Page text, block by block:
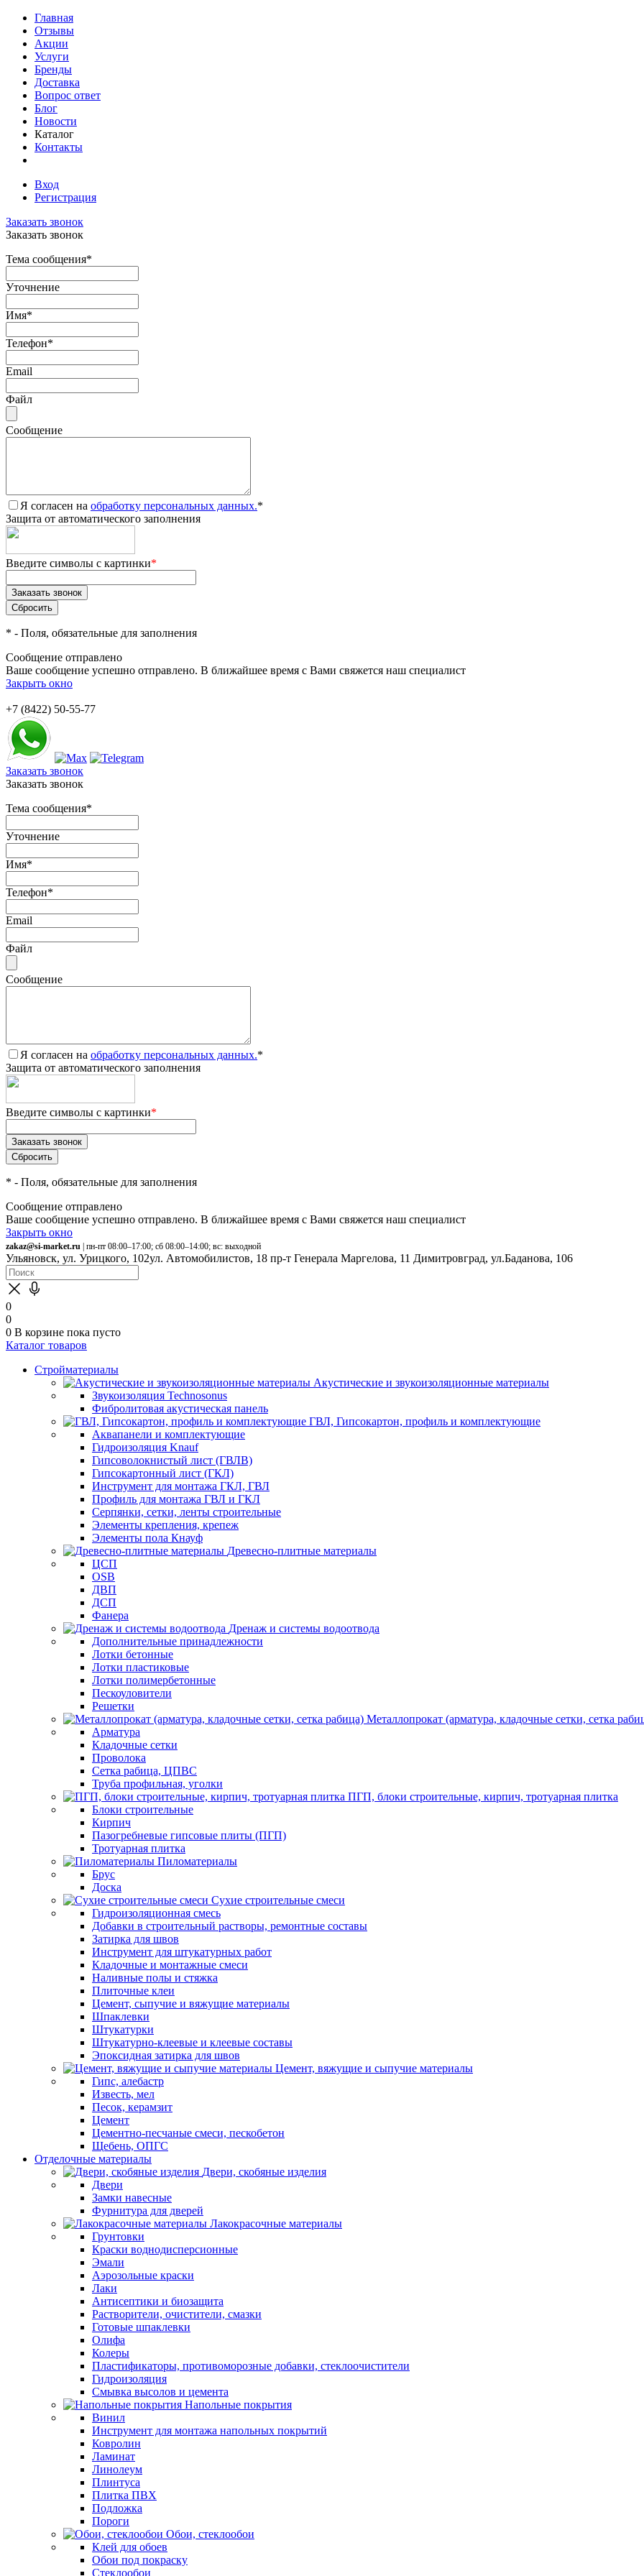
Главная
Отзывы
Акции
Услуги
Бренды
Доставка
Вопрос ответ
Блог
Новости
Каталог
Контакты
Вход
Регистрация
Заказать звонок
Заказать звонок
Тема сообщения*
Уточнение
Имя*
Телефон*
Email
Файл
Сообщение
Я согласен на обработку персональных данных.*
Защита от автоматического заполнения
Введите символы с картинки*
* - Поля, обязательные для заполнения
Сообщение отправлено
Ваше сообщение успешно отправлено. В ближайшее время с Вами свяжется наш специалист
Закрыть окно
+7 (8422) 50-55-77
Заказать звонок
Заказать звонок
Тема сообщения*
Уточнение
Имя*
Телефон*
Email
Файл
Сообщение
Я согласен на обработку персональных данных.*
Защита от автоматического заполнения
Введите символы с картинки*
* - Поля, обязательные для заполнения
Сообщение отправлено
Ваше сообщение успешно отправлено. В ближайшее время с Вами свяжется наш специалист
Закрыть окно
zakaz@si-market.ru | пн-пт 08:00–17:00; сб 08:00–14:00; вс: выходной
Ульяновск, ул. Урицкого, 102ул. Автомобилистов, 18 пр-т Генерала Маргелова, 11 Димитровград, ул.Баданова, 106
0
0
0 В корзине пока пусто
Каталог товаров
Стройматериалы
Акустические и звукоизоляционные материалы
Звукоизоляция Technosonus
Фибролитовая акустическая панель
ГВЛ, Гипсокартон, профиль и комплектующие
Аквапанели и комплектующие
Гидроизоляция Knauf
Гипсоволокнистый лист (ГВЛВ)
Гипсокартонный лист (ГКЛ)
Инструмент для монтажа ГКЛ, ГВЛ
Профиль для монтажа ГВЛ и ГКЛ
Серпянки, сетки, ленты строительные
Элементы крепления, крепеж
Элементы пола Кнауф
Древесно-плитные материалы
ЦСП
OSB
ДВП
ДСП
Фанера
Дренаж и системы водоотвода
Дополнительные принадлежности
Лотки бетонные
Лотки пластиковые
Лотки полимербетонные
Пескоуловители
Решетки
Металлопрокат (арматура, кладочные сетки, сетка
Арматура
Кладочные сетки
Проволока
Сетка рабица, ЦПВС
Труба профильная, уголки
ПГП, блоки строительные, кирпич, тротуарная плитка
Блоки строительные
Кирпич
Пазогребневые гипсовые плиты (ПГП)
Тротуарная плитка
Пиломатериалы
Брус
Доска
Сухие строительные смеси
Гидроизоляционная смесь
Добавки в строительный растворы, ремонтные составы
Затирка для швов
Инструмент для штукатурных работ
Кладочные и монтажные смеси
Наливные полы и стяжка
Плиточные клеи
Цемент, сыпучие и вяжущие материалы
Шпаклевки
Штукатурки
Штукатурно-клеевые и клеевые составы
Эпоксидная затирка для швов
Цемент, вяжущие и сыпучие материалы
Гипс, алебастр
Известь, мел
Песок, керамзит
Цемент
Цементно-песчаные смеси, пескобетон
Щебень, ОПГС
Отделочные материалы
Двери, скобяные изделия
Двери
Замки навесные
Фурнитура для дверей
Лакокрасочные материалы
Грунтовки
Краски воднодисперсионные
Эмали
Аэрозольные краски
Лаки
Антисептики и биозащита
Растворители, очистители, смазки
Готовые шпаклевки
Олифа
Колеры
Пластификаторы, противоморозные добавки, стеклоочистители
Гидроизоляция
Смывка высолов и цемента
Напольные покрытия
Винил
Инструмент для монтажа напольных покрытий
Ковролин
Ламинат
Линолеум
Плинтуса
Плитка ПВХ
Подложка
Пороги
Обои, стеклообои
Клей для обоев
Обои под покраску
Стеклообои